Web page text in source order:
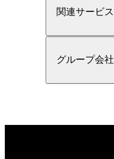
関連サービス
グループ会社